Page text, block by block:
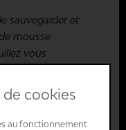
sauvegarder et
mousse
vous
cookies
au fonctionnement